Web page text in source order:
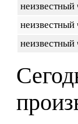
неизвестный
неизвестный
неизвестный